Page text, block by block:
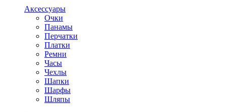
Аксессуары
Очки
Панамы
Перчатки
Платки
Ремни
Часы
Чехлы
Шапки
Шарфы
Шляпы